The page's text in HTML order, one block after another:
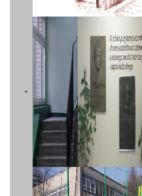
SZKOŁA
Z ODDZIAŁAMI
INTEGRACYJNYMI
DĄBROWSKIEJ W
KATOWICACH